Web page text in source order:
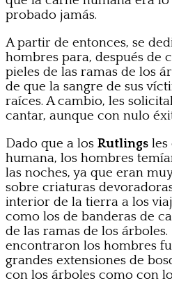
probado jamás.
A partir de entonces, se
hombres para, después de
pieles de las ramas de los
de que la sangre de sus
raíces. A cambio, les
cantar, aunque con nulo
Dado que a los Rutlings les
humana, los hombres
las noches, ya que eran
sobre criaturas
interior de la tierra a los
como los de banderas de
de las ramas de los
encontraron los hombres
grandes extensiones de
con los árboles como con